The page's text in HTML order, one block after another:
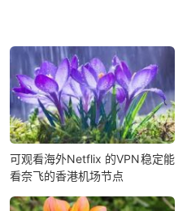
可观看海外Netflix 的VPN稳定能
看奈飞的香港机场节点